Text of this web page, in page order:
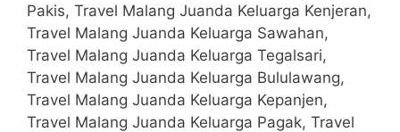
Pakis, Travel Malang Juanda Keluarga Kenjeran,
Travel Malang Juanda Keluarga Sawahan,
Travel Malang Juanda Keluarga Tegalsari,
Travel Malang Juanda Keluarga Bululawang,
Travel Malang Juanda Keluarga Kepanjen,
Travel Malang Juanda Keluarga Pagak, Travel